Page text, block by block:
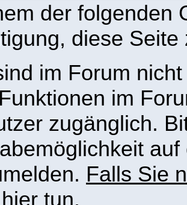
der folgenden
diese Seite
im Forum
im
zugänglich.
Falls Sie
tun.